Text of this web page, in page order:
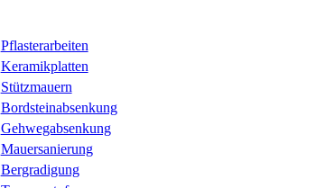
Pflasterarbeiten
Keramikplatten
Stützmauern
Bordsteinabsenkung
Gehwegabsenkung
Mauersanierung
Bergradigung